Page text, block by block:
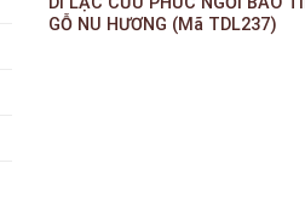
GỖ NU HƯƠNG (Mã TDL237)